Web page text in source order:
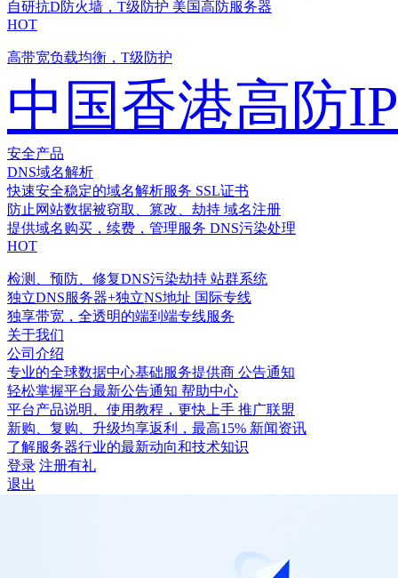
自研抗D防火墙，T级防护 美国高防服务器
HOT
高带宽负载均衡，T级防护
中国香港高防IP
安全产品
DNS域名解析
快速安全稳定的域名解析服务 SSL证书
防止网站数据被窃取、篡改、劫持 域名注册
提供域名购买，续费，管理服务 DNS污染处理
HOT
检测、预防、修复DNS污染劫持 站群系统
独立DNS服务器+独立NS地址 国际专线
独享带宽，全透明的端到端专线服务
关于我们
公司介绍
专业的全球数据中心基础服务提供商 公告通知
轻松掌握平台最新公告通知 帮助中心
平台产品说明、使用教程，更快上手 推广联盟
新购、复购、升级均享返利，最高15% 新闻资讯
了解服务器行业的最新动向和技术知识
登录 注册有礼
退出